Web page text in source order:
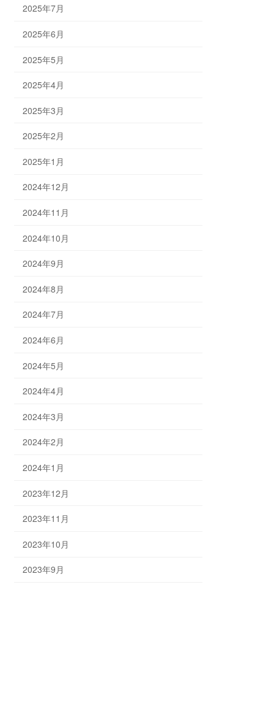
2025年7月
2025年6月
2025年5月
2025年4月
2025年3月
2025年2月
2025年1月
2024年12月
2024年11月
2024年10月
2024年9月
2024年8月
2024年7月
2024年6月
2024年5月
2024年4月
2024年3月
2024年2月
2024年1月
2023年12月
2023年11月
2023年10月
2023年9月